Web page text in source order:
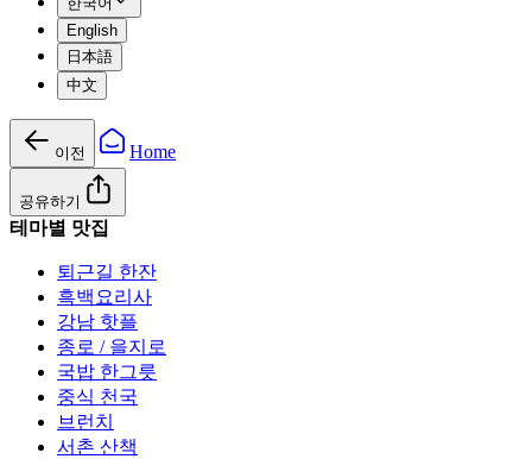
English
日本語
中文
이전 Home
공유하기
테마별 맛집
퇴근길 한잔
흑백요리사
강남 핫플
종로 / 을지로
국밥 한그릇
중식 천국
브런치
서촌 산책